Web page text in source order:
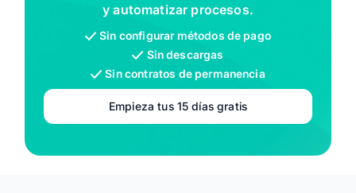
y automatizar procesos.
Sin configurar métodos de pago
Sin descargas
Sin contratos de permanencia
Empieza tus 15 días gratis